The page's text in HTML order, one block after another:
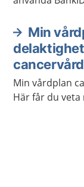
Min
Min vårdplan
Här får du veta